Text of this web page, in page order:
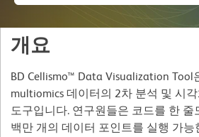
개요
BD Cellismo™ Data Visualization Tool
multiomics 데이터의 2차 분석 및 시
도구입니다. 연구원들은 코드를 한 줄
백만 개의 데이터 포인트를 실행 가